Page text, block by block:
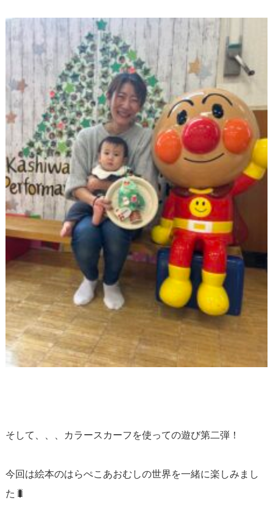
そして、、、カラースカーフを使っての遊び第二弾！
今回は絵本のはらぺこあおむしの世界を一緒に楽しみまし
た🐛